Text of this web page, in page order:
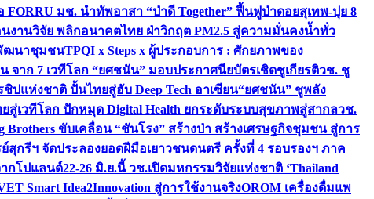
FORRU มช. นำทัพอาสา “ป่าดี Together” ฟื้นฟูป่าดอยสุเทพ-ปุย 8
งานวิจัย พลิกอนาคตไทย ฝ่าวิกฤต PM2.5 สู่ความมั่นคงน้ำทั่ว
พัฒนาชุมชนTPQI x Steps x ผู้ประกอบการ : ศักยภาพของ
จาก 7 เวทีโลก “ยศชนัน” มอบประกาศนียบัตรเชิดชูเกียรติวช. ชู
ปแห่งชาติ ปั้นไทยสู่ฮับ Deep Tech อาเซียน“ยศชนัน” ชูพลัง
สู่เวทีโลก ปักหมุด Digital Health ยกระดับระบบสุขภาพสู่สากลวช.
Brothers ขับเคลื่อน “ชันโรง” สร้างป่า สร้างเศรษฐกิจชุมชน สู่การ
สุกรีฯ จัดประลองยอดฝีมือเยาวชนดนตรี ครั้งที่ 4 รอบรองฯ ภาค
ากโปแลนด์22-26 มิ.ย.นี้ วช.เปิดมหกรรมวิจัยแห่งชาติ ‘Thailand
Smart Idea2Innovation สู่การใช้งานจริงOROM เครื่องดื่มแพ